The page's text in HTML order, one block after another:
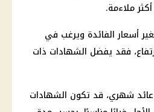
أكثر ملاءمة.
أسعارالفائدة ويرغب في
فقد يفضل الشهادات ذات
شهري، قد تكون الشهادات